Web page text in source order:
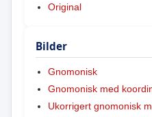
Original
Bilder
Gnomonisk
Gnomonisk med
Ukorrigert gnomonisk